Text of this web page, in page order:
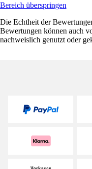
Bereich überspringen
Die Echtheit der
Bewertungen können auch
nachweislich genutzt oder